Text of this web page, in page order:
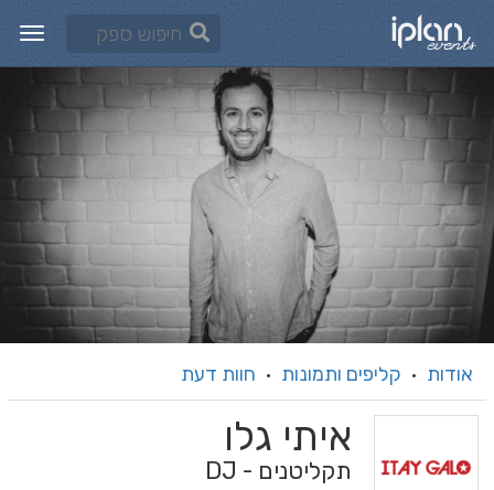
אודות · קליפים ותמונות · חוות דעת
איתי גלו
תקליטנים - DJ